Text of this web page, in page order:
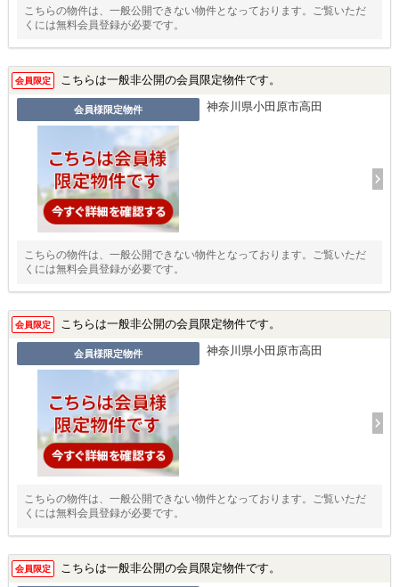
こちらの物件は、一般公開できない物件となっております。ご覧いただ
くには無料会員登録が必要です。
会員限定 こちらは一般非公開の会員限定物件です。
会員様限定物件 神奈川県小田原市高田
こちらの物件は、一般公開できない物件となっております。ご覧いただ
くには無料会員登録が必要です。
会員限定 こちらは一般非公開の会員限定物件です。
会員様限定物件 神奈川県小田原市高田
こちらの物件は、一般公開できない物件となっております。ご覧いただ
くには無料会員登録が必要です。
会員限定 こちらは一般非公開の会員限定物件です。